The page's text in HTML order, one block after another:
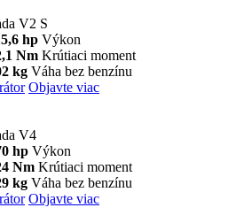
V2 S
hp Výkon
Nm Krútiaci moment
kg Váha bez benzínu
Objavte viac
V4
hp Výkon
Nm Krútiaci moment
kg Váha bez benzínu
Objavte viac